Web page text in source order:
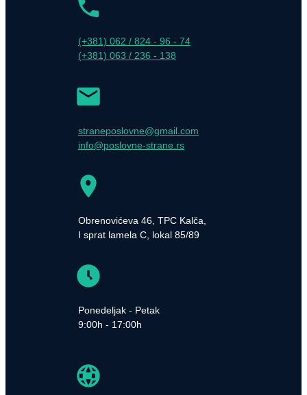
(+381) 062 / 824 - 96 - 74
(+381) 063 / 236 - 138
straneposlovne@gmail.com
info@poslovne-strane.rs
Obrenovićeva 46, TPC Kalča,
I sprat lamela C, lokal 85/89
Ponedeljak - Petak
9:00h - 17:00h